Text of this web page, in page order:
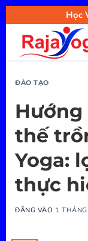
Học
ĐÀO TẠO
thế
Yoga:
thực
ĐĂNG VÀO 1